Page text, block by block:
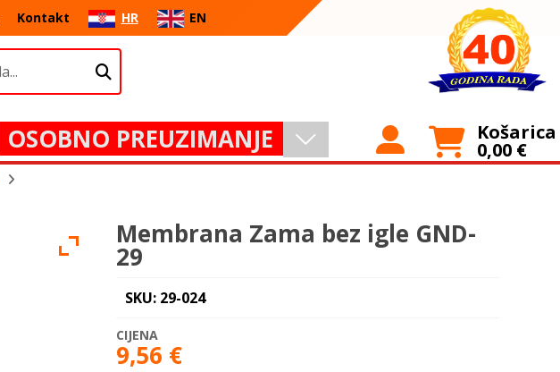
Kontakt HR EN
OSOBNO PREUZIMANJE Košarica
0,00 €
Membrana Zama bez igle GND-
29
SKU: 29-024
9,56 €